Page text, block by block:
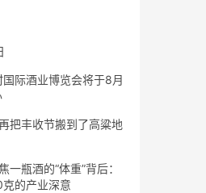
际酒业博览会将于8月
把丰收节搬到了高粱地
一瓶酒的“体重”背后：
的产业深意